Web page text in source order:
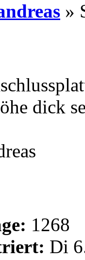
»
dick
1268
Di